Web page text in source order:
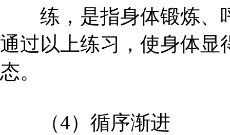
练，是指身体锻炼、
通过以上练习，使身体显
态。
（4）循序渐进